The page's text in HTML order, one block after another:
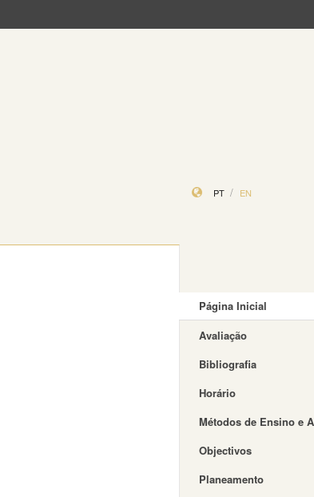
PT EN
Página Inicial
Avaliação
Bibliografia
Horário
Métodos de Ensino e
Objectivos
Planeamento